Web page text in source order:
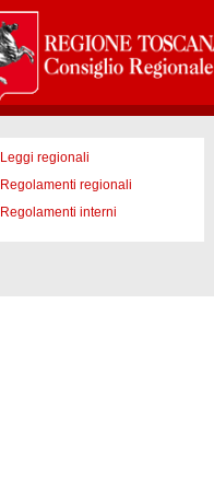
Leggi regionali
Regolamenti regionali
Regolamenti interni